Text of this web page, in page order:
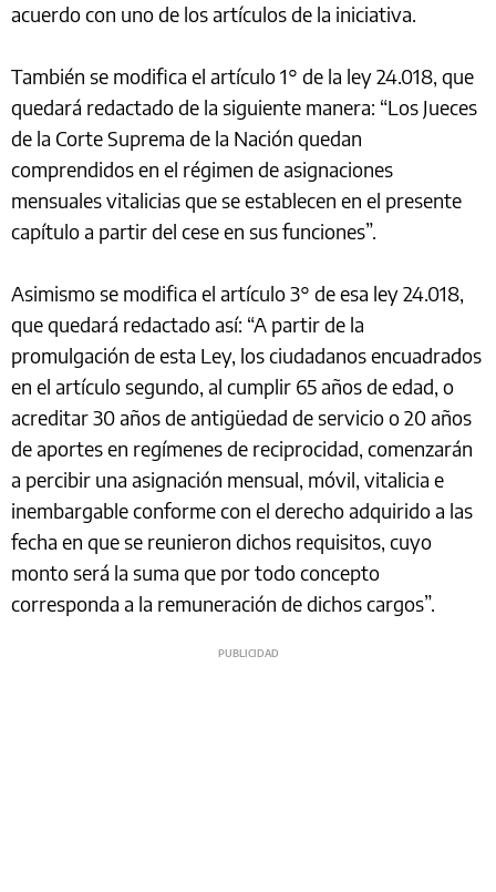
acuerdo con uno de los artículos de la iniciativa.
También se modifica el artículo 1° de la ley 24.018, que
quedará redactado de la siguiente manera: “Los Jueces
de la Corte Suprema de la Nación quedan
comprendidos en el régimen de asignaciones
mensuales vitalicias que se establecen en el presente
capítulo a partir del cese en sus funciones”.
Asimismo se modifica el artículo 3° de esa ley 24.018,
que quedará redactado así: “A partir de la
promulgación de esta Ley, los ciudadanos encuadrados
en el artículo segundo, al cumplir 65 años de edad, o
acreditar 30 años de antigüedad de servicio o 20 años
de aportes en regímenes de reciprocidad, comenzarán
a percibir una asignación mensual, móvil, vitalicia e
inembargable conforme con el derecho adquirido a las
fecha en que se reunieron dichos requisitos, cuyo
monto será la suma que por todo concepto
corresponda a la remuneración de dichos cargos”.